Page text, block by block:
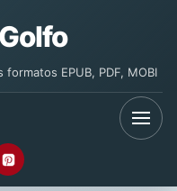
EPUB, PDF, MOBI